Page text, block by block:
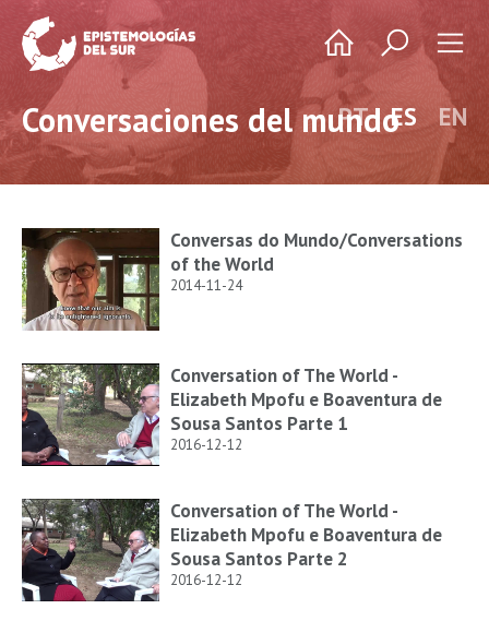
PT ES EN
Conversaciones del mundo
Conversas do Mundo/Conversations
of the World
2014-11-24
Conversation of The World -
Elizabeth Mpofu e Boaventura de
Sousa Santos Parte 1
2016-12-12
Conversation of The World -
Elizabeth Mpofu e Boaventura de
Sousa Santos Parte 2
2016-12-12